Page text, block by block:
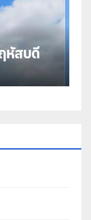
พระธาตุ
มหาชัย